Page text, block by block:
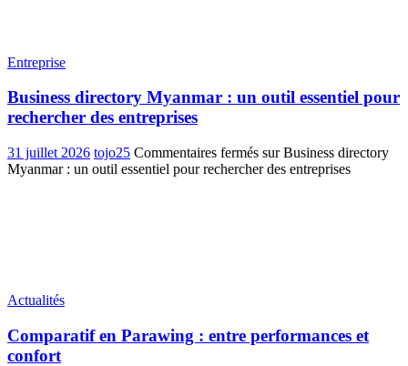
Entreprise
Business directory Myanmar : un outil essentiel pour
rechercher des entreprises
31 juillet 2026 tojo25 Commentaires fermés sur Business directory
Myanmar : un outil essentiel pour rechercher des entreprises
Actualités
Comparatif en Parawing : entre performances et
confort